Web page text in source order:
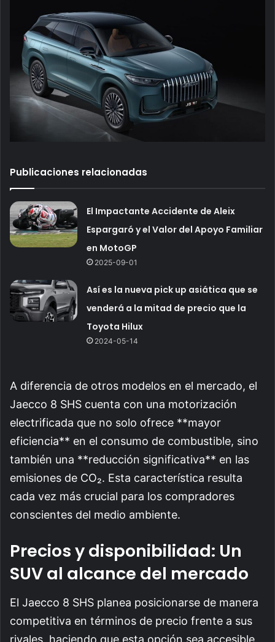
Publicaciones relacionadas
El Impactante Accidente de Aleix
Espargaró y el Valor del Apoyo Familiar
en MotoGP
2025-09-01
Así es la nueva pick up asiática que se
venderá a la mitad de precio que la
Toyota Hilux
2024-05-14
A diferencia de otros modelos en el mercado, el
Jaecco 8 SHS cuenta con una motorización
electrificada que no solo ofrece **mayor
eficiencia** en el consumo de combustible, sino
también una **reducción significativa** en las
emisiones de CO₂. Esta característica resulta
cada vez más crucial para los compradores
conscientes del medio ambiente.
Precios y disponibilidad: Un
SUV al alcance del mercado
El Jaecco 8 SHS planea posicionarse de manera
competitiva en términos de precio frente a sus
rivales, haciendo que esta opción sea accesible